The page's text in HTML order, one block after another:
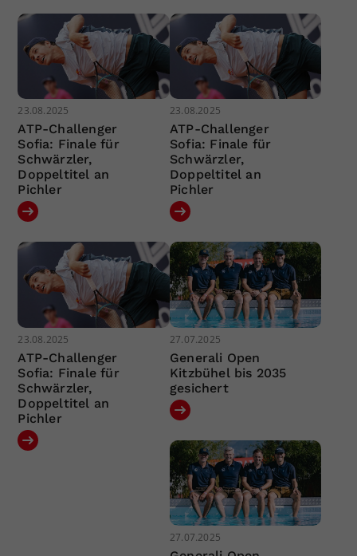
23.08.2025
ATP-Challenger
Sofia: Finale für
Schwärzler,
Doppeltitel an
Pichler
23.08.2025
ATP-Challenger
Sofia: Finale für
Schwärzler,
Doppeltitel an
Pichler
23.08.2025
ATP-Challenger
Sofia: Finale für
Schwärzler,
Doppeltitel an
Pichler
27.07.2025
Generali Open
Kitzbühel bis 2035
gesichert
27.07.2025